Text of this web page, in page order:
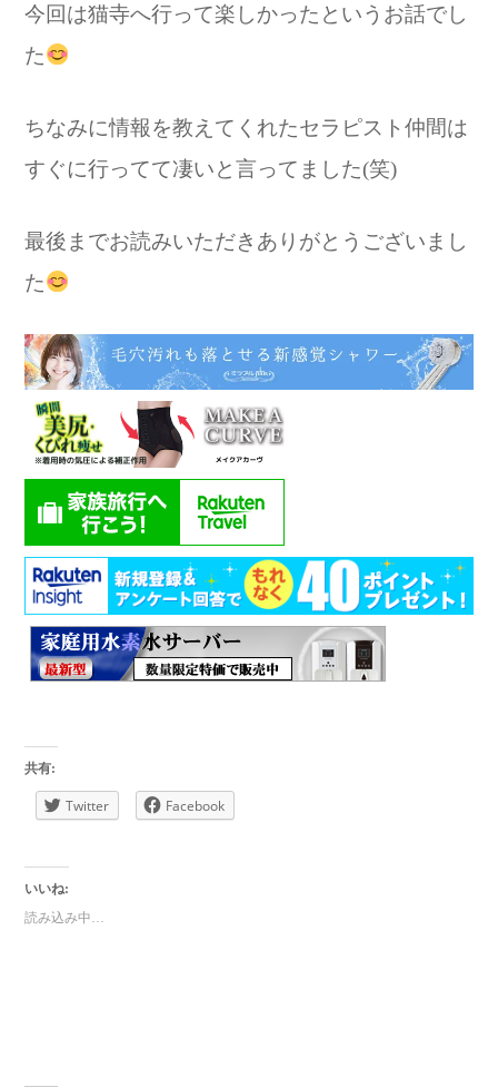
今回は猫寺へ行って楽しかったというお話でし
た
ちなみに情報を教えてくれたセラピスト仲間は
すぐに行ってて凄いと言ってました(笑)
最後までお読みいただきありがとうございまし
た
共有:
Twitter Facebook
いいね:
読み込み中…